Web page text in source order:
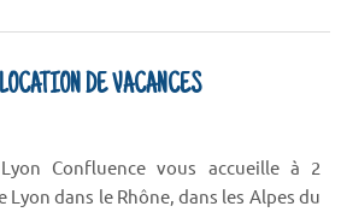
DE VACANCES
Confluence vous accueille à 2
dans le Rhône, dans les Alpes du